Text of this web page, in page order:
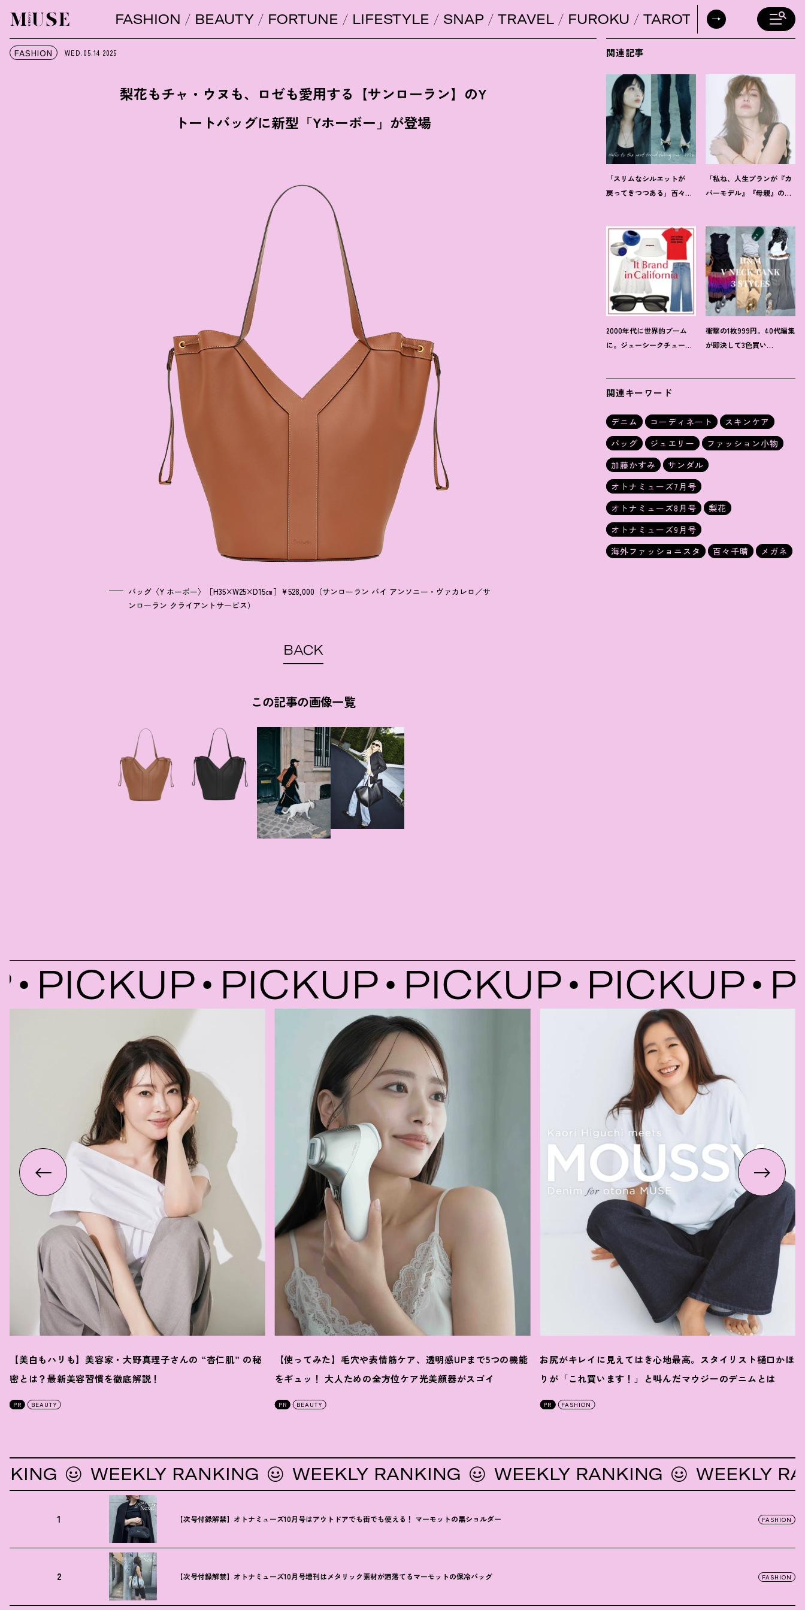
オトナミューズ ウェブFASHION BEAUTY FORTUNE LIFESTYLE SNAP TRAVEL FUROKU TAROT DAILY
FASHION WED.05.14 2025
梨花もチャ・ウヌも、ロゼも愛用する【サンローラン】のY
トートバッグに新型「Yホーボー」が登場
バッグ〈Y ホーボー〉［H35×W25×D15㎝］¥528,000（サンローラン バイ アンソニー・ヴァカレロ／サ
ンローラン クライアントサービス）
BACK
この記事の画像一覧
関連記事
「スリムなシルエットが
戻ってきつつある」百々千
「私ね、人生プランが『カ
バーモデル』『母親』の二
2000年代に世界的ブーム
に。ジューシークチュール
衝撃の1枚999円。40代編集
が即決して3色買い
関連キーワード
デニム コーディネート
スキンケア
バッグ
ジュエリー
ファッション小物
加藤かすみ
サンダル
オトナミューズ7月号
オトナミューズ8月号
梨花
オトナミューズ9月号
海外ファッショニスタ
百々千晴 メガネ
PICKUP PICKUP PICKUP
【美白もハリも】美容家・大野真理子さんの “杏仁肌” の秘
密とは？最新美容習慣を徹底解説 ！
PR BEAUTY
【使ってみた】毛穴や表情筋ケア、透明感UPまで5つの機能
をギュッ ！ 大人ための全方位ケア光美顔器がスゴイ
PR BEAUTY
お尻がキレイに見えてはき心地最高。スタイリスト樋口かほ
りが「これ買います ！ 」と叫んだマウジーのデニムとは
PR FASHION
WEEKLY RANKING WEEKLY RANKING WEEKLY RANKING WEEKLY
1 【次号付録解禁】オトナミューズ10月号はアウトドアでも街でも使える ！ マーモットの黒ショルダー FASHION
2 【次号付録解禁】オトナミューズ10月号増刊はメタリック素材が洒落てるマーモットの保冷バッグ FASHION